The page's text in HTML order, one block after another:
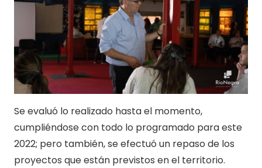
Se evaluó lo realizado hasta el momento,
cumpliéndose con todo lo programado para este
2022; pero también, se efectuó un repaso de los
proyectos que están previstos en el territorio.